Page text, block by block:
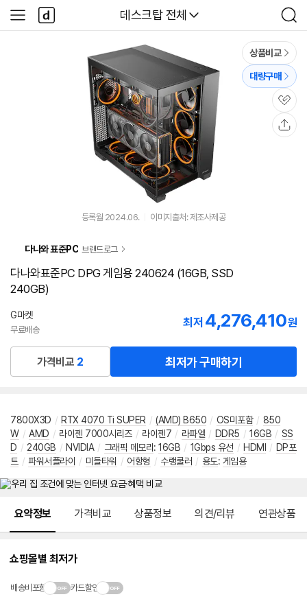
다나와
데스크탑 전체
검
색
사
이
다
나
와
상품비교
대량구매
관
심
등록월 2024.06. 이미지출처: 제조사제공
다나와 표준PC 브랜드로그
다나와표준PC DPG 게임용 240624 (16GB, SSD
240GB)
G마켓
무료배송
최저 4,276,410원
가격비교 2 최저가 구매하기
7800X3D / RTX 4070 Ti SUPER / (AMD) B650 / OS미포함 / 850
W / AMD / 라이젠 7000시리즈 / 라이젠7 / 라파엘 / DDR5 / 16GB / SS
D / 240GB / NVIDIA / 그래픽 메모리: 16GB / 1Gbps 유선 / HDMI / DP포
트 / 파워서플라이 / 미들타워 / 어항형 / 수랭쿨러 / 용도: 게임용
요약정보 가격비교 상품정보 의견/리뷰 연관상품
쇼핑몰별 최저가
배송비포함 카드할인